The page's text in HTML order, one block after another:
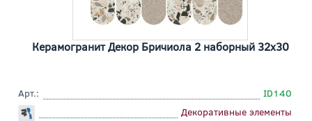
Керамогранит Декор Бричиола 2 наборный 32x30
Арт.:
ID140
Декоративные элементы